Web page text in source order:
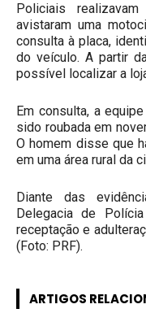
Policiais
avistaram uma
consulta à placa,
do veículo. A partir
possível localizar a
Em consulta, a
sido roubada em
O homem disse que
em uma área rural da
Diante das
Delegacia de
receptação e
(Foto: PRF).
ARTIGOS